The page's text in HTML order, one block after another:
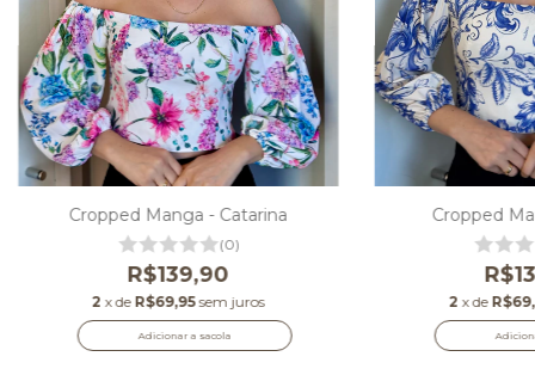
Cropped Manga - Catarina
(0)
R$139,90
2 x de R$69,95 sem juros
Adicionar a sacola
Cropped
2 x de